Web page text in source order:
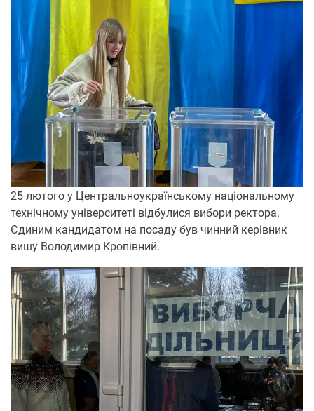
25 лютого у Центральноукраїнському національному
технічному університеті відбулися вибори ректора.
Єдиним кандидатом на посаду був чинний керівник
вишу Володимир Кропівний.